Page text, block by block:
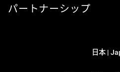
パートナーシップ
日本 |